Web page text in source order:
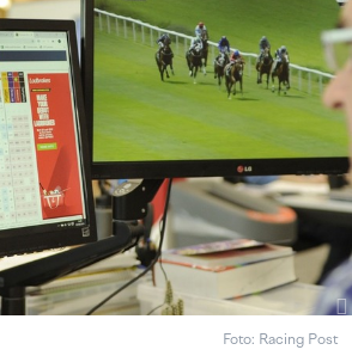
Foto: Racing Post